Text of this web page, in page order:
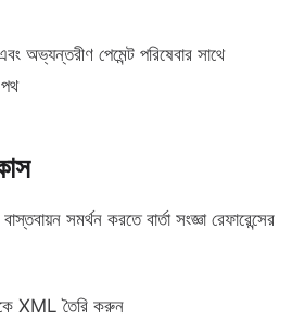
অভ্যন্তরীণ পেমেন্ট পরিষেবার সাথে
সমর্থন করতে বার্তা সংজ্ঞা রেফারেন্সের
XML তৈরি করুন